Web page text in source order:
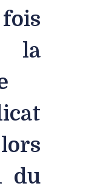
la
du